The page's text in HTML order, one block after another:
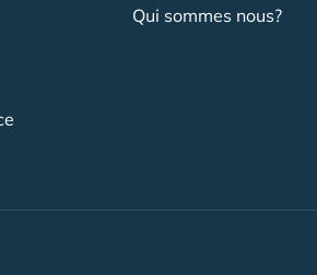
Qui sommes nous?